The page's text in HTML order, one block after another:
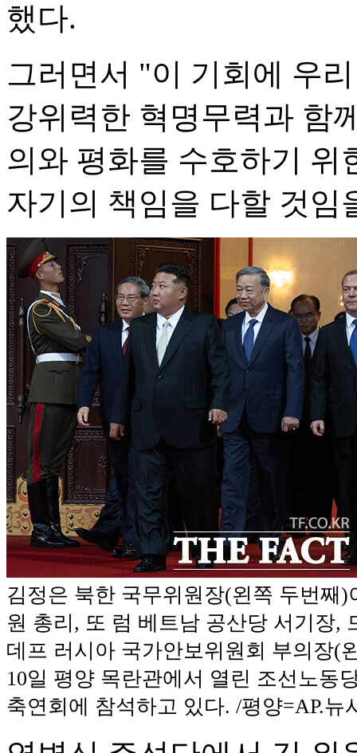
했다.
그러면서 "이 기회에 우
강위력한 혁명무력과 함
의와 평화를 수호하기 위
자기의 책임을 다할 것
김정은 북한 국무위원장(왼쪽 두번째)
원 총리, 또 럼 베트남 공산당 서기장,
데프 러시아 국가안보위원회 부의장(
10일 평양 목란관에서 열린 조선노동
축연회에 참석하고 있다. /평양=AP.뉴